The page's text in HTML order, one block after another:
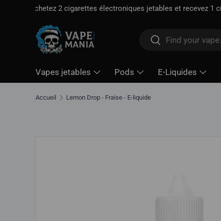
Livraison gratuite à partir de100 $*· Taxe d'accise
Rechercher
Rechercher
Vapes jetables Pods E-Liquides
Accueil Lemon Drop - Fraise - E-liquide